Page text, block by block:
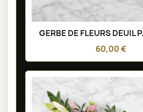
GERBE DE FLEURS DEUIL
60,00 €